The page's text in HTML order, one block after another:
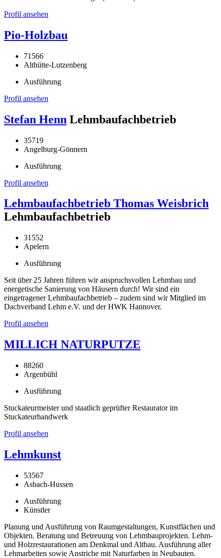
Profil ansehen
Pio-Holzbau
71566
Althütte-Lutzenberg
Ausführung
Profil ansehen
Stefan Henn Lehmbaufachbetrieb
35719
Angelburg-Gönnern
Ausführung
Profil ansehen
Lehmbaufachbetrieb Thomas Weisbrich
Lehmbaufachbetrieb
31552
Apelern
Ausführung
Seit über 25 Jahren führen wir anspruchsvollen Lehmbau und
energetische Sanierung von Häusern durch! Wir sind ein
eingetragener Lehmbaufachbetrieb – zudem sind wir Mitglied im
Dachverband Lehm e.V. und der HWK Hannover.
Profil ansehen
MILLICH NATURPUTZE
88260
Argenbühl
Ausführung
Stuckateurmeister und staatlich geprüfter Restaurator im
Stuckateurhandwerk
Profil ansehen
Lehmkunst
53567
Asbach-Hussen
Ausführung
Künstler
Planung und Ausführung von Raumgestaltungen, Kunstflächen und
Objekten. Beratung und Betreuung von Lehmbauprojekten. Lehm-
und Holzrestaurationen am Denkmal und Altbau. Ausführung aller
Lehmarbeiten sowie Anstriche mit Naturfarben in Neubauten.